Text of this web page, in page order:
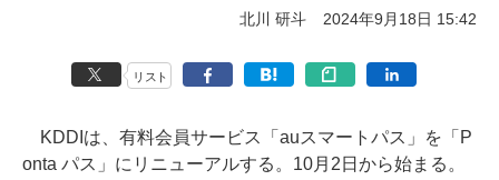
北川 研斗 2024年9月18日 15:42
リスト
KDDIは、有料会員サービス「auスマートパス」を「P
onta パス」にリニューアルする。10月2日から始まる。